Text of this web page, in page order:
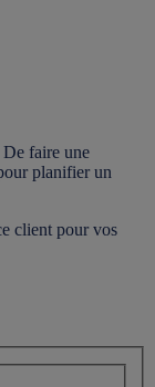
faire une
planifier un
client pour vos